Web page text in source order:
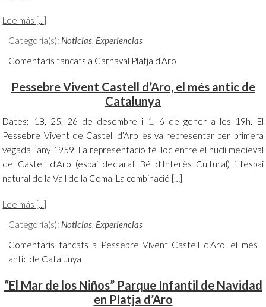
Lee más [...]
Categoría(s): Noticias, Experiencias
Comentaris tancats a Carnaval Platja d’Aro
Pessebre Vivent Castell d’Aro, el més antic de
Catalunya
Dates: 18, 25, 26 de desembre i 1, 6 de gener a les 19h. El
Pessebre Vivent de Castell d’Aro es va representar per primera
vegada l’any 1959. La representació té lloc entre el nucli medieval
de Castell d’Aro (espai declarat Bé d’Interès Cultural) i l’espai
natural de la Vall de la Coma. La combinació […]
Lee más [...]
Categoría(s): Noticias, Experiencias
Comentaris tancats a Pessebre Vivent Castell d’Aro, el més
antic de Catalunya
“El Mar de los Niños” Parque Infantil de Navidad
en Platja d’Aro